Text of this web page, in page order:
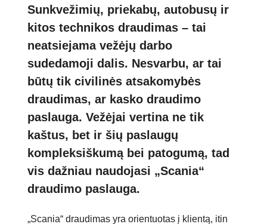
Sunkvežimių, priekabų, autobusų ir
kitos technikos draudimas – tai
neatsiejama vežėjų darbo
sudedamoji dalis. Nesvarbu, ar tai
būtų tik civilinės atsakomybės
draudimas, ar kasko draudimo
paslauga. Vežėjai vertina ne tik
kaštus, bet ir šių paslaugų
kompleksiškumą bei patogumą, tad
vis dažniau naudojasi „Scania“
draudimo paslauga.
„Scania“ draudimas yra orientuotas į klientą, itin